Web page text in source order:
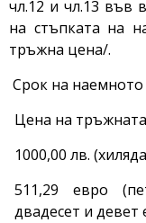
чл.12 и чл.13 във
на стъпката на
тръжна цена/.
Срок на
Цена на
1000,00 лв.
511,29 евро
двадесет и девет